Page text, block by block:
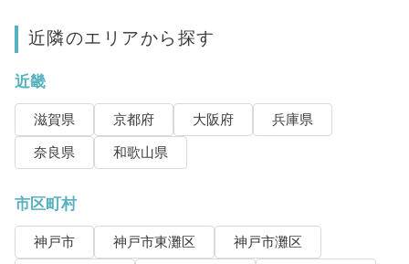
近隣のエリアから探す
近畿
滋賀県 京都府 大阪府
兵庫県
奈良県
和歌山県
市区町村
神戸市 神戸市東灘区
神戸市灘区